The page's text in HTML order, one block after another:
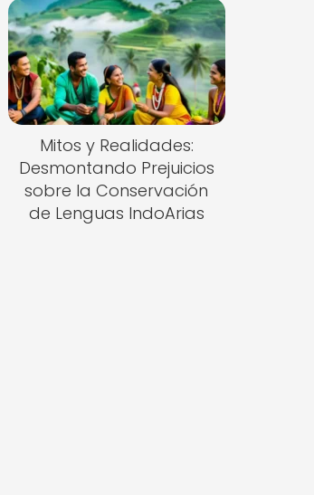
Mitos y Realidades:
Desmontando Prejuicios
sobre la Conservación
de Lenguas IndoArias